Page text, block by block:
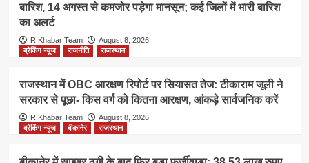
बारिश, 14 अगस्त से कमजोर पड़ेगा मानसून; कई जिलों में भारी बारिश
का अलर्ट
R.Khabar Team
August 8, 2026
ब्रेकिंग न्यूज
राजनीति राजस्थान
राजस्थान में OBC आरक्षण रिपोर्ट पर सियासत तेज: टीकाराम जूली ने
सरकार से पूछा- किस वर्ग को कितना आरक्षण, आंकड़े सार्वजनिक करें
R.Khabar Team
August 8, 2026
ब्रेकिंग न्यूज
बीकानेर राजस्थान